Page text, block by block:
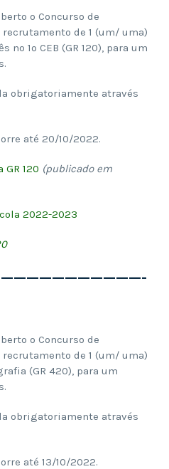
o Concurso de
de 1 (um/ uma)
1º CEB (GR 120), para um
obrigatoriamente através
até 20/10/2022.
120 (publicado em
2022-2023
o Concurso de
de 1 (um/ uma)
(GR 420), para um
obrigatoriamente através
até 13/10/2022.